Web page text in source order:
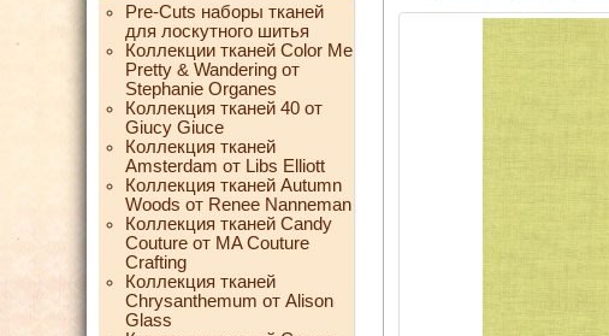
Pre-Cuts наборы тканей
для лоскутного шитья
Коллекции тканей Color Me
Pretty & Wandering от
Stephanie Organes
Коллекция тканей 40 от
Giucy Giuce
Коллекция тканей
Amsterdam от Libs Elliott
Коллекция тканей Autumn
Woods от Renee Nanneman
Коллекция тканей Candy
Couture от MA Couture
Crafting
Коллекция тканей
Chrysanthemum от Alison
Glass